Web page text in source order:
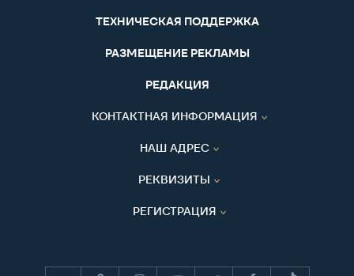
ТЕХНИЧЕСКАЯ ПОДДЕРЖКА
РАЗМЕЩЕНИЕ РЕКЛАМЫ
РЕДАКЦИЯ
КОНТАКТНАЯ ИНФОРМАЦИЯ
НАШ АДРЕС
РЕКВИЗИТЫ
РЕГИСТРАЦИЯ